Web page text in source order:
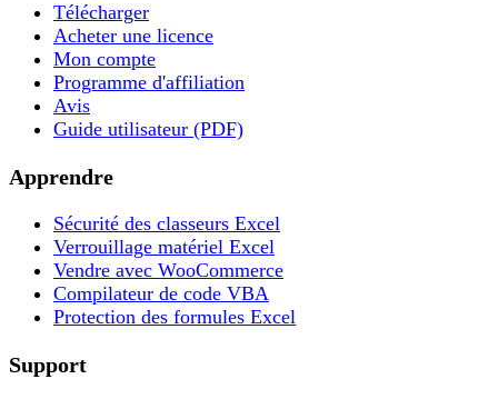
Télécharger
Acheter une licence
Mon compte
Programme d'affiliation
Avis
Guide utilisateur (PDF)
Apprendre
Sécurité des classeurs Excel
Verrouillage matériel Excel
Vendre avec WooCommerce
Compilateur de code VBA
Protection des formules Excel
Support